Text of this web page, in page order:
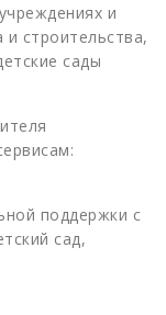
и
строительства,
сады
поддержки с
сад,